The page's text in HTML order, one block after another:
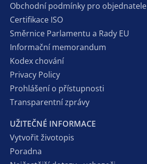
Obchodní podmínky pro objednatele
Certifikace ISO
Směrnice Parlamentu a Rady EU
Informační memorandum
Kodex chování
Privacy Policy
Prohlášení o přístupnosti
Transparentní zprávy
UŽITEČNÉ INFORMACE
Vytvořit životopis
Poradna